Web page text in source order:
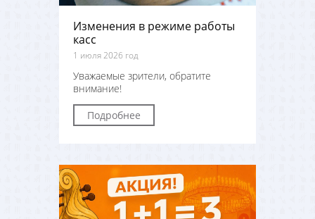
Изменения в режиме работы
касс
1 июля 2026 год
Уважаемые зрители, обратите
внимание!
Подробнее